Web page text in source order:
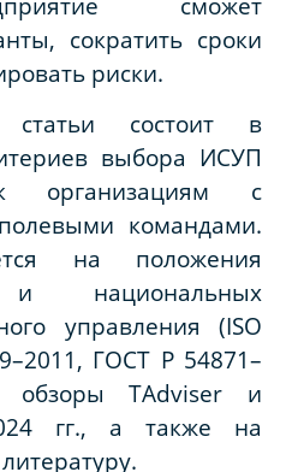
сократить сроки
риски.
состоит в
выбора ИСУП
организациям с
командами.
на положения
и национальных
управления (ISO
ГОСТ Р 54871–
обзоры TAdviser и
гг., а также на